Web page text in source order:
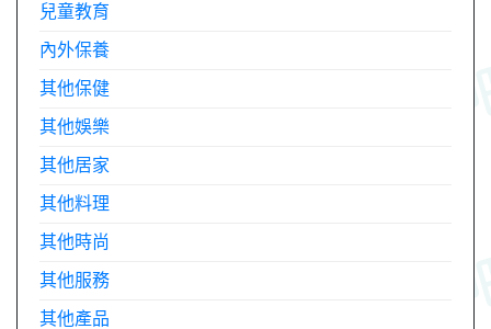
兒童教育
內外保養
其他保健
其他娛樂
其他居家
其他料理
其他時尚
其他服務
其他產品